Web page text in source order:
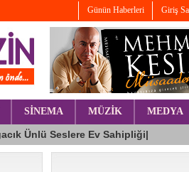
Günün Haberleri Giriş
SİNEMA MÜZİK MEDYA